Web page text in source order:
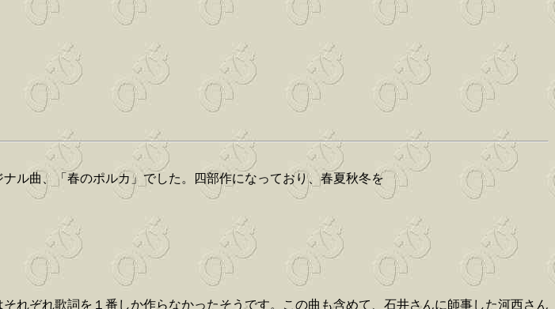
ル曲、「春のポルカ」でした。四部作になっており、春夏秋冬を
れぞれ歌詞を１番しか作らなかったそうです。この曲も含めて、石井さんに師事した河西さん